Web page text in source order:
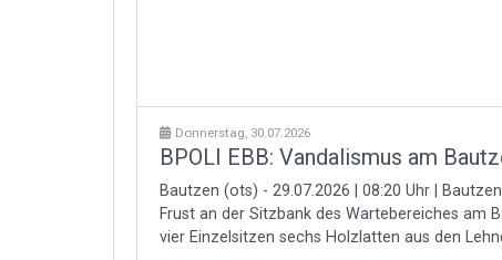
Donnerstag, 30.07.2026
BPOLI EBB: Vandalismus am
Bautzen (ots) - 29.07.2026 | 08:20 Uhr |
Frust an der Sitzbank des Wartebereiches am
vier Einzelsitzen sechs Holzlatten aus den